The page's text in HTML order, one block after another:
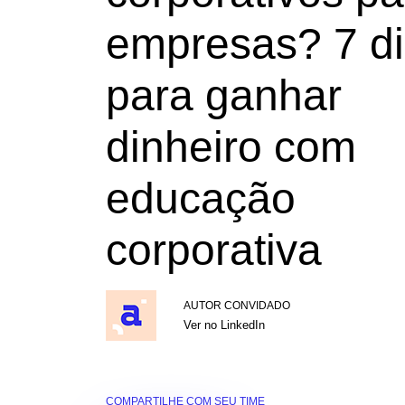
empresas? 7
para ganhar
dinheiro com
educação
corporativa
AUTOR CONVIDADO
Ver no LinkedIn
COMPARTILHE COM SEU TIME